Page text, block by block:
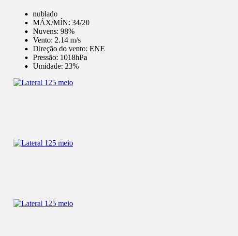
nublado
MÁX/MÍN: 34/20
Nuvens: 98%
Vento: 2.14 m/s
Direção do vento: ENE
Pressão: 1018hPa
Umidade: 23%